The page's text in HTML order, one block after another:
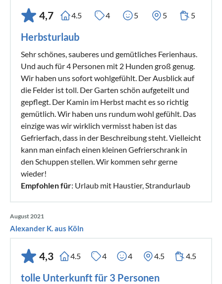
4,7 4.5 4 5 5 5
Herbsturlaub
Sehr schönes, sauberes und gemütliches Ferienhaus.
Und auch für 4 Personen mit 2 Hunden groß genug.
Wir haben uns sofort wohlgefühlt. Der Ausblick auf
die Felder ist toll. Der Garten schön aufgeteilt und
gepflegt. Der Kamin im Herbst macht es so richtig
gemütlich. Wir haben uns rundum wohl gefühlt. Das
einzige was wir wirklich vermisst haben ist das
Gefrierfach, dass in der Beschreibung steht. Vielleicht
kann man einfach einen kleinen Gefrierschrank in
den Schuppen stellen. Wir kommen sehr gerne
wieder!
Empfohlen für: Urlaub mit Haustier, Strandurlaub
August 2021
Alexander K. aus Köln
4,3 4.5 4 4 4.5 4.5
tolle Unterkunft für 3 Personen